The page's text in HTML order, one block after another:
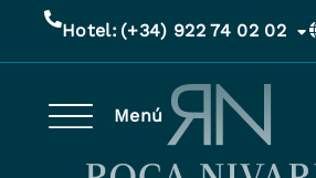
Hotel: (+34) 922 74 02 02
Menú